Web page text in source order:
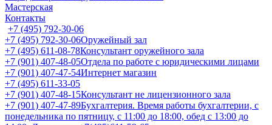
Мастерская
Контакты
+7 (495) 792-30-06
+7 (495) 792-30-06Оружейный зал
+7 (495) 611-08-78Консультант оружейного зала
+7 (901) 407-48-05Отдела по работе с юридическими лицами
+7 (901) 407-47-54Интернет магазин
+7 (495) 611-33-05
+7 (901) 407-48-15Консультант не лицензионного зала
+7 (901) 407-47-89Бухгалтерия. Время работы бухгалтерии, с
понедельника по пятницу, с 11:00 до 18:00, обед с 13:00 до